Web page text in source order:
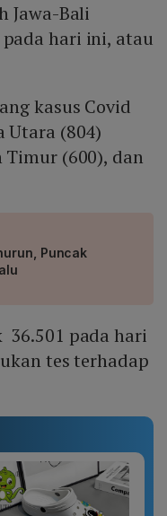
Jawa-Bali
pada hari ini, atau
kasus Covid
Utara (804)
(600), dan
Puncak
36.501 pada hari
tes terhadap